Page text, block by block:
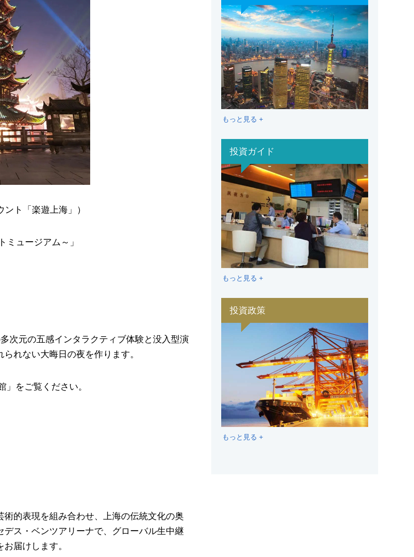
ント「楽遊上海」）
ュージアム～」
次元の五感インタラクティブ体験と没入型演
れない大晦日の夜を作ります。
」をご覧ください。
的表現を組み合わせ、上海の伝統文化の奥
ス・ベンツアリーナで、グローバル生中継
届けします。
もっと見る +
投資ガイド
もっと見る +
投資政策
もっと見る +